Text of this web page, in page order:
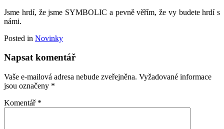
Jsme hrdí, že jsme SYMBOLIC a pevně věřím, že vy budete hrdí s
námi.
Posted in Novinky
Napsat komentář
Vaše e-mailová adresa nebude zveřejněna. Vyžadované informace
jsou označeny *
Komentář *